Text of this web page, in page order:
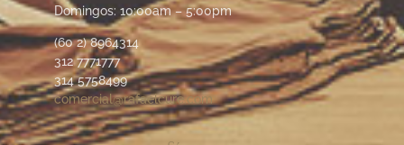
Domingos: 10:00am – 5:00pm
(60 2) 8964314
312 7771777
314 5758499
comercial@rafaelcure.com